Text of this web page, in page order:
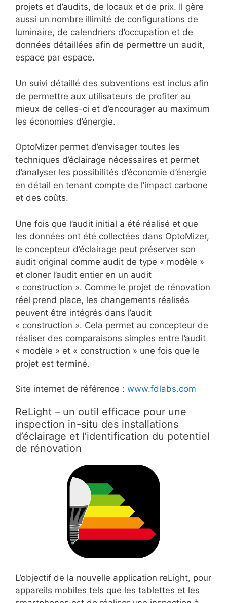
projets et d’audits, de locaux et de prix. Il gère
aussi un nombre illimité de configurations de
luminaire, de calendriers d’occupation et de
données détaillées afin de permettre un audit,
espace par espace.
Un suivi détaillé des subventions est inclus afin
de permettre aux utilisateurs de profiter au
mieux de celles-ci et d’encourager au maximum
les économies d’énergie.
OptoMizer permet d’envisager toutes les
techniques d’éclairage nécessaires et permet
d’analyser les possibilités d’économie d’énergie
en détail en tenant compte de l’impact carbone
et des coûts.
Une fois que l’audit initial a été réalisé et que
les données ont été collectées dans OptoMizer,
le concepteur d’éclairage peut préserver son
audit original comme audit de type « modèle »
et cloner l’audit entier en un audit
« construction ». Comme le projet de rénovation
réel prend place, les changements réalisés
peuvent être intégrés dans l’audit
« construction ». Cela permet au concepteur de
réaliser des comparaisons simples entre l’audit
« modèle » et « construction » une fois que le
projet est terminé.
Site internet de référence : www.fdlabs.com
ReLight – un outil efficace pour une
inspection in-situ des installations
d’éclairage et l’identification du potentiel
de rénovation
L’objectif de la nouvelle application reLight, pour
appareils mobiles tels que les tablettes et les